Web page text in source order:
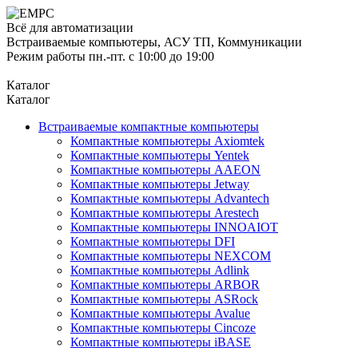
Всё для автоматизации
Встраиваемые компьютеры, АСУ ТП, Коммуникации
Режим работы пн.-пт. с 10:00 до 19:00
Каталог
Каталог
Встраиваемые компактные компьютеры
Компактные компьютеры Axiomtek
Компактные компьютеры Yentek
Компактные компьютеры AAEON
Компактные компьютеры Jetway
Компактные компьютеры Advantech
Компактные компьютеры Arestech
Компактные компьютеры INNOAIOT
Компактные компьютеры DFI
Компактные компьютеры NEXCOM
Компактные компьютеры Adlink
Компактные компьютеры ARBOR
Компактные компьютеры ASRock
Компактные компьютеры Avalue
Компактные компьютеры Cincoze
Компактные компьютеры iBASE